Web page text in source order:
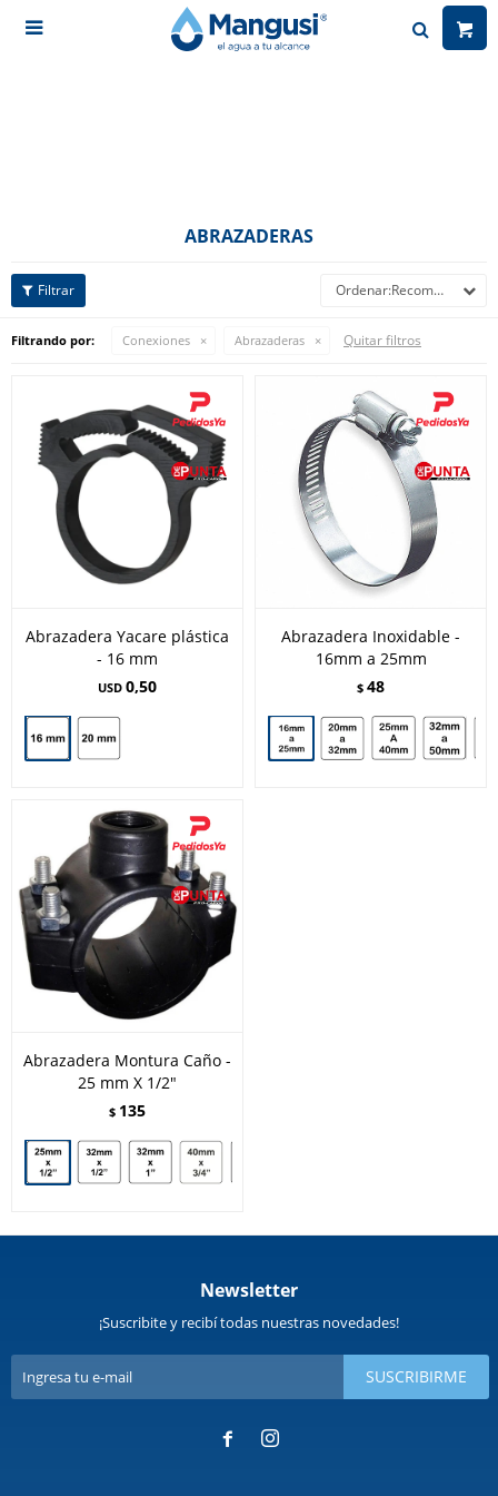

ABRAZADERAS
Recomendados
Filtrando por: Conexiones Abrazaderas Quitar filtros
Abrazadera Yacare plástica
- 16 mm
USD 0,50
Abrazadera Inoxidable -
16mm a 25mm
$ 48
Abrazadera Montura Caño -
25 mm X 1/2"
$ 135
Newsletter
¡Suscribite y recibí todas nuestras novedades!
SUSCRIBIRME
 